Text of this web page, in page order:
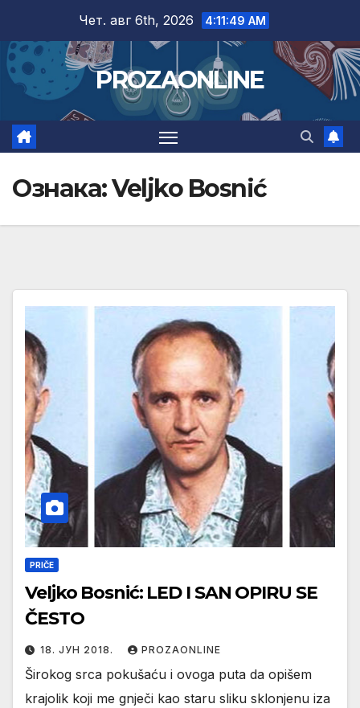
content
Чет. авг 6th, 2026 4:11:50 AM
PROZAONLINE
Ознака:Veljko Bosnić
PRIČE
Veljko Bosnić: LED I SAN OPIRU SE
ČESTO
18. ЈУН 2018. PROZAONLINE
Širokog srca pokušaću i ovoga puta da opišem
krajolik koji me gnječi kao staru sliku sklonjenu iza